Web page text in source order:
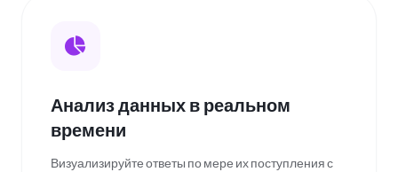
Анализ данных в реальном
времени
Визуализируйте ответы по мере их поступления с